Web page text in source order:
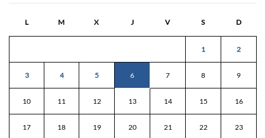
L M X J V S D
1 2
3 4 5 6 7 8 9
10 11 12 13 14 15 16
17 18 19 20 21 22 23